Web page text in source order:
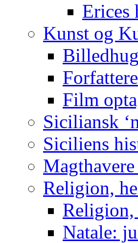
Erices
Kunst og
Film
Siciliansk
Siciliens
Religion,
Religion,
Natale: